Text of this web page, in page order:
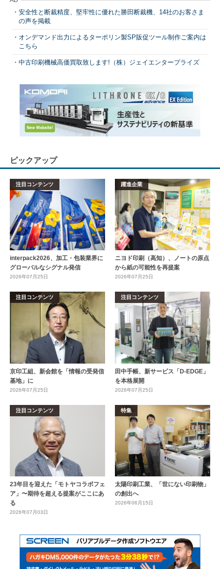
安全性と断裁精度、堅牢性に優れた勝田断裁機、14社のお客さま
の声を掲載
オンデマンド出力によるターポリン製SP販促ツール制作ご案内は
こちら
中古印刷機械高価買取致します!（株）ジェイエンタープライズ
ピックアップ
注目コンテンツ
interpack2026、加工・包装業界に
グローバルなシグナル発信
2026年07月25日
躍進企業
ニヨド印刷（高知）、ノートの原点
から紙の可能性を再提案
2026年07月25日
注目コンテンツ
京印工組、新会館を「情報の受発信
基地」に
2026年07月25日
注目コンテンツ
田中手帳、新サービス「D-EDGE」
を本格展開
2026年07月25日
注目コンテンツ
23年目を迎えた「モトヤコラボフェ
ア」〜期待を超える提案がここにあ
る
2026年07月03日
特集
太陽印刷工業、「世にない印刷物」
の創出へ
2026年06月15日